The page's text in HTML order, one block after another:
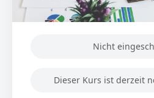
Nicht
Dieser Kurs ist derzeit